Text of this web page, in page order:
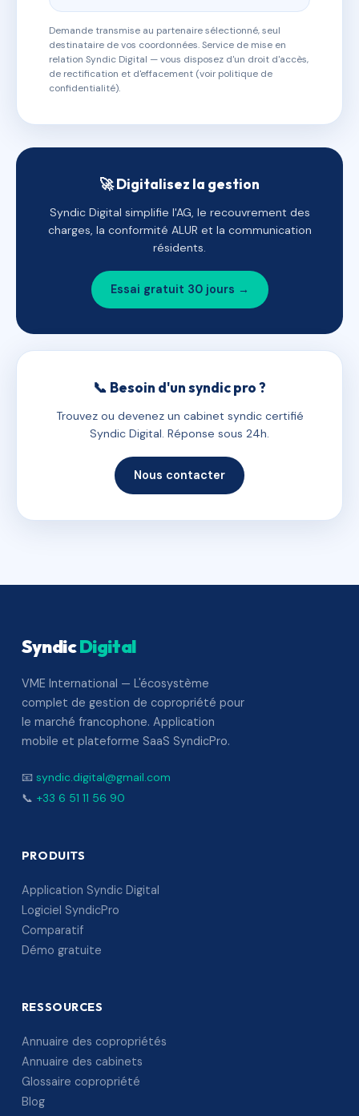
Demande transmise au partenaire sélectionné, seul
destinataire de vos coordonnées. Service de mise en
relation Syndic Digital — vous disposez d'un droit d'accès,
de rectification et d'effacement (voir politique de
confidentialité).
🚀 Digitalisez la gestion
Syndic Digital simplifie l'AG, le recouvrement des
charges, la conformité ALUR et la communication
résidents.
Essai gratuit 30 jours →
📞 Besoin d'un syndic pro ?
Trouvez ou devenez un cabinet syndic certifié
Syndic Digital. Réponse sous 24h.
Nous contacter
SyndicDigital
VME International — L'écosystème
complet de gestion de copropriété pour
le marché francophone. Application
mobile et plateforme SaaS SyndicPro.
📧 syndic.digital@gmail.com
📞 +33 6 51 11 56 90
PRODUITS
Application Syndic Digital
Logiciel SyndicPro
Comparatif
Démo gratuite
RESSOURCES
Annuaire des copropriétés
Annuaire des cabinets
Glossaire copropriété
Blog